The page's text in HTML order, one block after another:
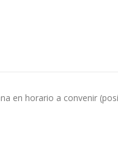
en horario a convenir